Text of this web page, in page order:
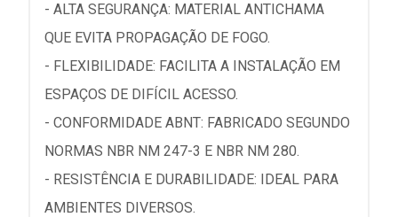
- ALTA SEGURANÇA: MATERIAL ANTICHAMA
QUE EVITA PROPAGAÇÃO DE FOGO.
- FLEXIBILIDADE: FACILITA A INSTALAÇÃO EM
ESPAÇOS DE DIFÍCIL ACESSO.
- CONFORMIDADE ABNT: FABRICADO SEGUNDO
NORMAS NBR NM 247-3 E NBR NM 280.
- RESISTÊNCIA E DURABILIDADE: IDEAL PARA
AMBIENTES DIVERSOS.